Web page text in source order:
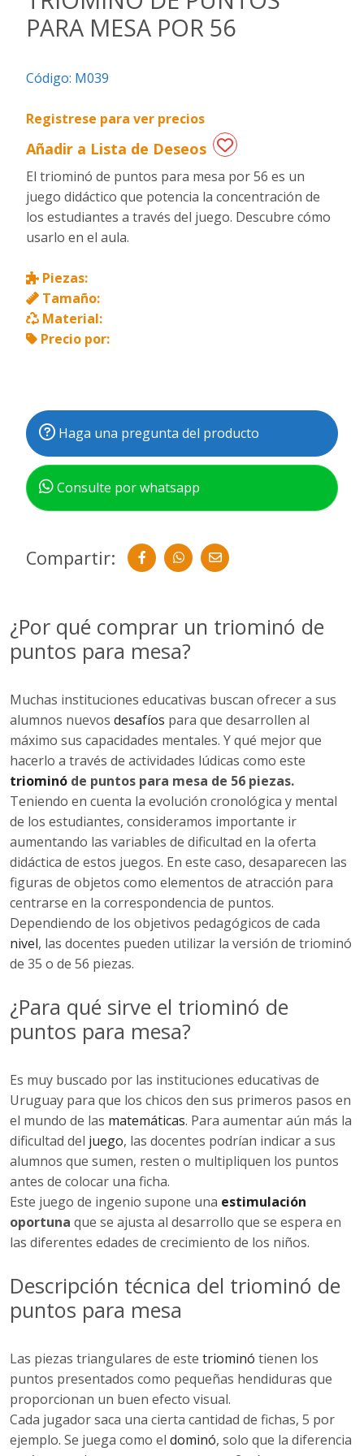
Regalos
especiales
PARA MESA POR 56
Código: M039
Registrese para ver precios
Añadir a Lista de Deseos
El triominó de puntos para mesa por 56 es un
juego didáctico que potencia la concentración de
los estudiantes a través del juego. Descubre cómo
usarlo en el aula.
Piezas:
Tamaño:
Material:
Precio por:
Haga una pregunta del producto
Consulte por whatsapp
Compartir:
¿Por qué comprar un triominó de
puntos para mesa?
Muchas instituciones educativas buscan ofrecer a sus
alumnos nuevos desafíos para que desarrollen al
máximo sus capacidades mentales. Y qué mejor que
hacerlo a través de actividades lúdicas como este
triominó de puntos para mesa de 56 piezas.
Teniendo en cuenta la evolución cronológica y mental
de los estudiantes, consideramos importante ir
aumentando las variables de dificultad en la oferta
didáctica de estos juegos. En este caso, desaparecen las
figuras de objetos como elementos de atracción para
centrarse en la correspondencia de puntos.
Dependiendo de los objetivos pedagógicos de cada
nivel, las docentes pueden utilizar la versión de triominó
de 35 o de 56 piezas.
¿Para qué sirve el triominó de
puntos para mesa?
Es muy buscado por las instituciones educativas de
Uruguay para que los chicos den sus primeros pasos en
el mundo de las matemáticas. Para aumentar aún más la
dificultad del juego, las docentes podrían indicar a sus
alumnos que sumen, resten o multipliquen los puntos
antes de colocar una ficha.
Este juego de ingenio supone una estimulación
oportuna que se ajusta al desarrollo que se espera en
las diferentes edades de crecimiento de los niños.
Descripción técnica del triominó de
puntos para mesa
Las piezas triangulares de este triominó tienen los
puntos presentados como pequeñas hendiduras que
proporcionan un buen efecto visual.
Cada jugador saca una cierta cantidad de fichas, 5 por
ejemplo. Se juega como el dominó, solo que la diferencia